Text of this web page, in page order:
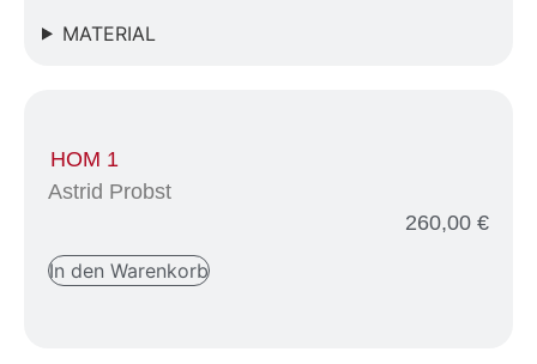
MATERIAL
HOM 1
Astrid Probst
260,00 €
In den Warenkorb